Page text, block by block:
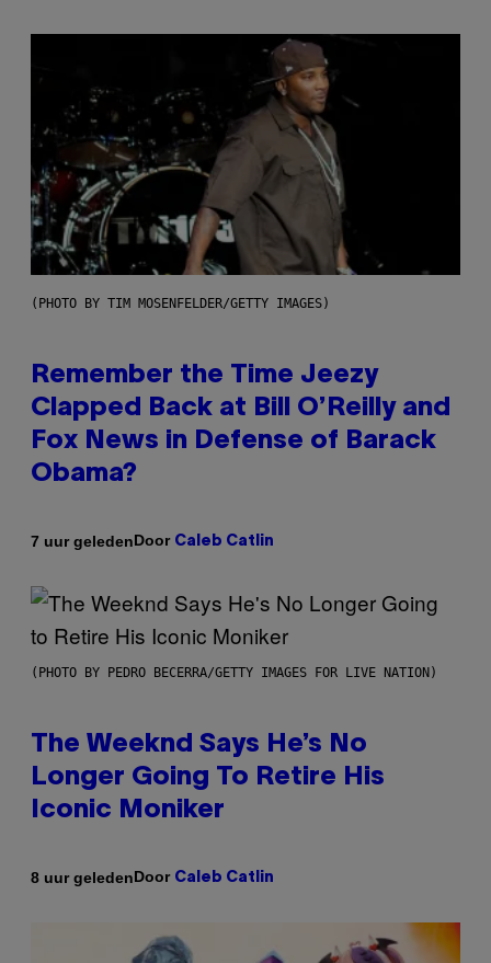
(PHOTO BY TIM MOSENFELDER/GETTY IMAGES)
Remember the Time Jeezy
Clapped Back at Bill O’Reilly and
Fox News in Defense of Barack
Obama?
7 uur geledenDoor Caleb Catlin
(PHOTO BY PEDRO BECERRA/GETTY IMAGES FOR LIVE NATION)
The Weeknd Says He’s No
Longer Going To Retire His
Iconic Moniker
8 uur geledenDoor Caleb Catlin